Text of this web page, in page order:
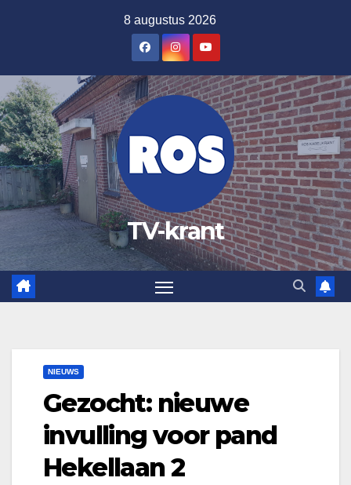
inhoud
8 augustus 2026
TV-krant
NIEUWS
Gezocht: nieuwe
invulling voor pand
Hekellaan 2